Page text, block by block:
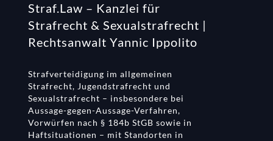
Straf.Law – Kanzlei für
Strafrecht & Sexualstrafrecht |
Rechtsanwalt Yannic Ippolito
Strafverteidigung im allgemeinen
Strafrecht, Jugendstrafrecht und
Sexualstrafrecht – insbesondere bei
Aussage-gegen-Aussage-Verfahren,
Vorwürfen nach § 184b StGB sowie in
Haftsituationen – mit Standorten in